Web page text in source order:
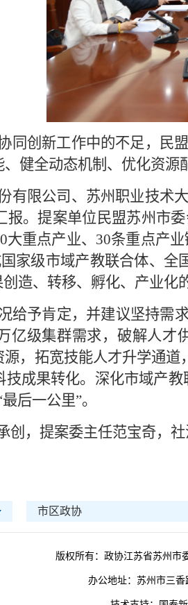
创新工作中的不足，民
健全动态机制、优化资源
限公司、苏州职业技术
。提案单位民盟苏州市
重点产业、30条重点产
家级市域产教联合体、
造、转移、孵化、产业化
予肯定，并建议坚持需
亿级集群需求，破解人
，拓宽技能人才升学通
成果转化。深化市域产
后一公里”。
，提案委主任范宝奇，社
市区政协
版权所有：政协江苏省苏州市
办公地址：苏州市三香